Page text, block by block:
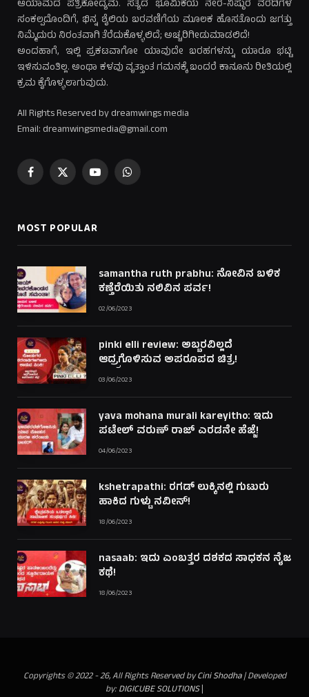
ಆಯಾಮದ ಪತ್ರಿಕೋದ್ಯಮ. ಸತ್ಯದ ಭೂಮಿಕೆಯ ನೇರ-ನಿಷ್ಠುರ ವರದಿಗಳ
ಸಂಕಲ್ಪದೊಂದಿಗೆ, ಭಿನ್ನ ಶೈಲಿಯ ಬರವಣಿಗೆಯ ಮೂಲಕ ಹೊಸತೊಂದು ಜಗತ್ತು
ನಿಮ್ಮೆದುರು ನಿರಂತವಾಗಿ ತೆರೆದುಕೊಳ್ಳಲಿದೆ; ಅಚ್ಚರಿಗೀಡುಮಾಡಲಿದೆ!
ಅಂದಹಾಗೆ, ಇಲ್ಲಿ ಪ್ರಕಟವಾಗೋ ಯಾವುದೇ ಬರಹಗಳನ್ನು ಯಾರೂ ಭಟ್ಟಿ
ಇಳಿಸುವಂತಿಲ್ಲ. ಅಂಥಾ ಕಳವು ವೃತ್ತಾಂತ ಗಮನಕ್ಕೆ ಬಂದರೆ ಕಾನೂನು ರೀತಿಯಲ್ಲಿ
ಕ್ರಮ ಕೈಗೊಳ್ಳಲಾಗುವುದು.
All Rights Reserved by dreamwings media
Email: dreamwingsmedia@gmail.com
Facebook
X
YouTubeWhatsApp
MOST POPULAR
samantha ruth prabhu: ನೋವಿನ ಬಳಿಕ
ಕಣ್ತೆರೆಯಿತು ನಲಿವಿನ ಪರ್ವ!
02/06/2023
pinki elli review: ಅಬ್ಬರವಿಲ್ಲದೆ
ಆದ್ರ್ರಗೊಳಿಸುವ ಅಪರೂಪದ ಚಿತ್ರ!
03/06/2023
yava mohana murali kareyitho: ಇದು
ಪಟೇಲ್ ವರುಣ್ ರಾಜ್ ಎರಡನೇ ಹೆಜ್ಜೆ!
04/06/2023
kshetrapathi: ರಗಡ್ ಲುಕ್ಕಿನಲ್ಲಿ ಗುಟುರು
ಹಾಕಿದ ಗುಳ್ಟು ನವೀನ್!
18/06/2023
nasaab: ಇದು ಎಂಬತ್ತರ ದಶಕದ ಸಾಧಕನ ನೈಜ
ಕಥೆ!
18/06/2023
Copyrights © 2022 - 26, All Rights Reserved byCini Shodha| Developed
by:DIGICUBE SOLUTIONS|